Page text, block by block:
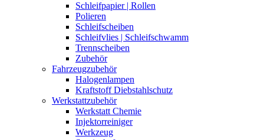
Schleifpapier | Rollen
Polieren
Schleifscheiben
Schleifvlies | Schleifschwamm
Trennscheiben
Zubehör
Fahrzeugzubehör
Halogenlampen
Kraftstoff Diebstahlschutz
Werkstattzubehör
Werkstatt Chemie
Injektorreiniger
Werkzeug